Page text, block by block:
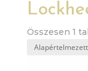
Összesen 1